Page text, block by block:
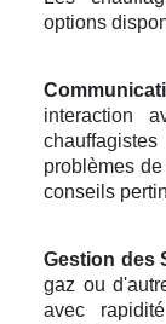
options
interaction
problèmes
conseils
Gestion des
gaz ou
avec